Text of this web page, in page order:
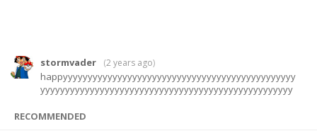
stormvader (2 years ago)
happyyyyyyyyyyyyyyyyyyyyyyyyyyyyyyyyyyyyyyyyyyyyyyy
yyyyyyyyyyyyyyyyyyyyyyyyyyyyyyyyyyyyyyyyyyyyyyyyyyy
RECOMMENDED